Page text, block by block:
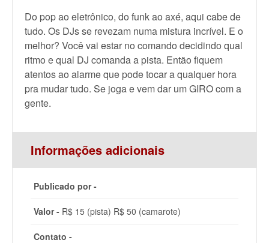
Do pop ao eletrônico, do funk ao axé, aqui cabe de
tudo. Os DJs se revezam numa mistura incrível. E o
melhor? Você vai estar no comando decidindo qual
ritmo e qual DJ comanda a pista. Então fiquem
atentos ao alarme que pode tocar a qualquer hora
pra mudar tudo. Se joga e vem dar um GIRO com a
gente.
Informações adicionais
Publicado por -
Valor - R$ 15 (pista) R$ 50 (camarote)
Contato -